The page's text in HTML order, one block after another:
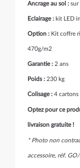
Ancrage au sol : sur
Eclairage : kit LED
Option : Kit coffre
470g/m2
Garantie : 2 ans
Poids : 230 kg
Colisage : 4 cartons
Optez pour ce
livraison gratuite !
* Photo non
accessoire, réf.